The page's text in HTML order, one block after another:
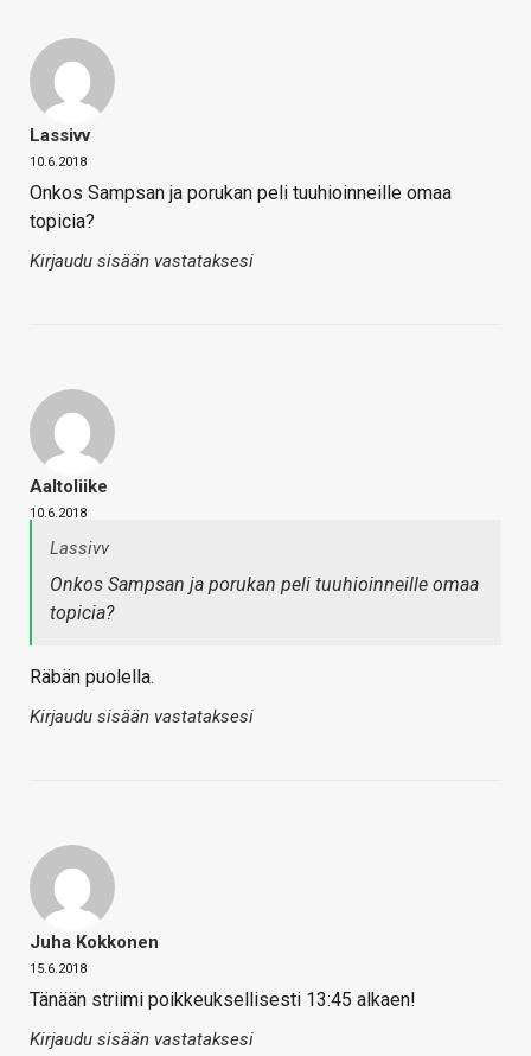
Lassivv
10.6.2018
Onkos Sampsan ja porukan peli tuuhioinneille omaa
topicia?
Kirjaudu sisään vastataksesi
Aaltoliike
10.6.2018
Lassivv
Onkos Sampsan ja porukan peli tuuhioinneille omaa
topicia?
Räbän puolella.
Kirjaudu sisään vastataksesi
Juha Kokkonen
15.6.2018
Tänään striimi poikkeuksellisesti 13:45 alkaen!
Kirjaudu sisään vastataksesi